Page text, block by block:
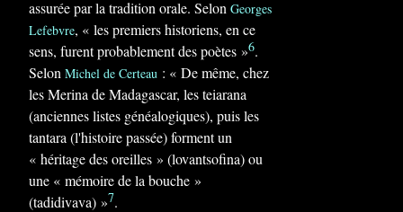
assurée par la tradition orale. Selon Georges
Lefebvre, « les premiers historiens, en ce
sens, furent probablement des poètes »6.
Selon Michel de Certeau : « De même, chez
les Merina de Madagascar, les teiarana
(anciennes listes généalogiques), puis les
tantara (l'histoire passée) forment un
« héritage des oreilles » (lovantsofina) ou
une « mémoire de la bouche »
(tadidivava) »7.